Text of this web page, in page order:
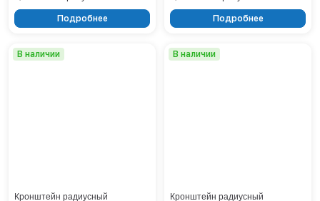
Подробнее Подробнее
В наличии
Кронштейн радиусный
В наличии
Кронштейн радиусный